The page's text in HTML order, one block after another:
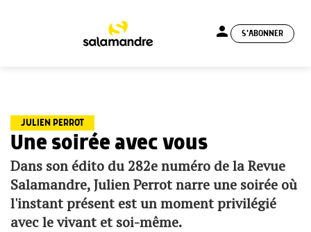
person S'ABONNER
JULIEN PERROT
Une soirée avec vous
Dans son édito du 282e numéro de la Revue
Salamandre, Julien Perrot narre une soirée où
l'instant présent est un moment privilégié
avec le vivant et soi-même.